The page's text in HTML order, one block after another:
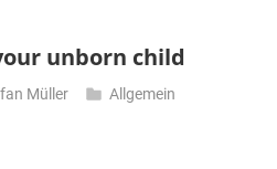
unborn child
Müller Allgemein